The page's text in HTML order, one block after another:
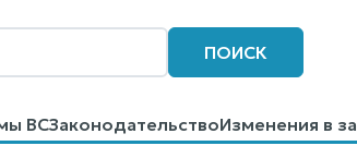
ПОИСК
ВСЗаконодательствоИзменения в